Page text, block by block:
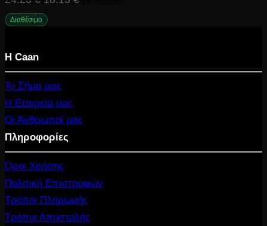
price
Διαθέσιμο
Η Caan
Το Σήμα μας
Η Εταιρεία μας
Οι Άνθρωποί μας
Πληροφορίες
Όροι Χρήσης
Πολιτική Επιστροφών
Τρόποι Πληρωμής
Τρόποι Αποστολής